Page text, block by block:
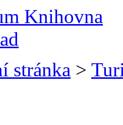
Knihovna
stránka >